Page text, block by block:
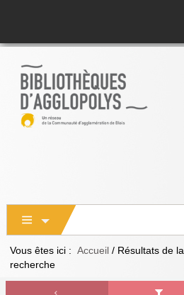
Vous êtes ici : Accueil / Résultats de la
recherche